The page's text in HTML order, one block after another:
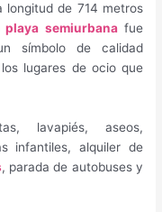
longitud de 714 metros
playa semiurbanafue
símbolo de calidad
lugares de ocio que
lavapiés, aseos,
infantiles, alquiler de
, parada de autobuses y